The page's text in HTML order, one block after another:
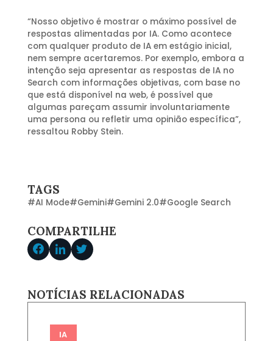
“Nosso objetivo é mostrar o máximo possível de
respostas alimentadas por IA. Como acontece
com qualquer produto de IA em estágio inicial,
nem sempre acertaremos. Por exemplo, embora a
intenção seja apresentar as respostas de IA no
Search com informações objetivas, com base no
que está disponível na web, é possível que
algumas pareçam assumir involuntariamente
uma persona ou refletir uma opinião específica”,
ressaltou Robby Stein.
TAGS
#AI Mode#Gemini#Gemini 2.0#Google Search
COMPARTILHE
NOTÍCIAS RELACIONADAS
IA